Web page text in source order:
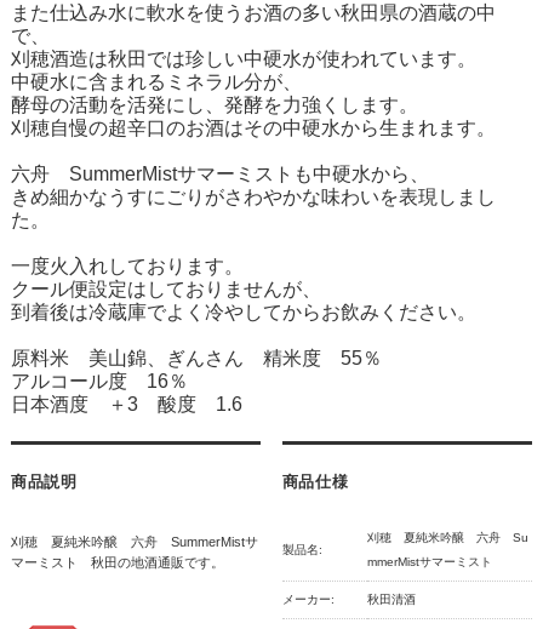
また仕込み水に軟水を使うお酒の多い秋田県の酒蔵の中
で、
刈穂酒造は秋田では珍しい中硬水が使われています。
中硬水に含まれるミネラル分が、
酵母の活動を活発にし、発酵を力強くします。
刈穂自慢の超辛口のお酒はその中硬水から生まれます。
六舟 SummerMistサマーミストも中硬水から、
きめ細かなうすにごりがさわやかな味わいを表現しまし
た。
一度火入れしております。
クール便設定はしておりませんが、
到着後は冷蔵庫でよく冷やしてからお飲みください。
原料米 美山錦、ぎんさん 精米度 55％
アルコール度 16％
日本酒度 ＋3 酸度 1.6
商品説明
刈穂 夏純米吟醸 六舟 SummerMistサ
マーミスト 秋田の地酒通販です。
商品仕様
製品名:
刈穂 夏純米吟醸 六舟 Su
mmerMistサマーミスト
メーカー: 秋田清酒